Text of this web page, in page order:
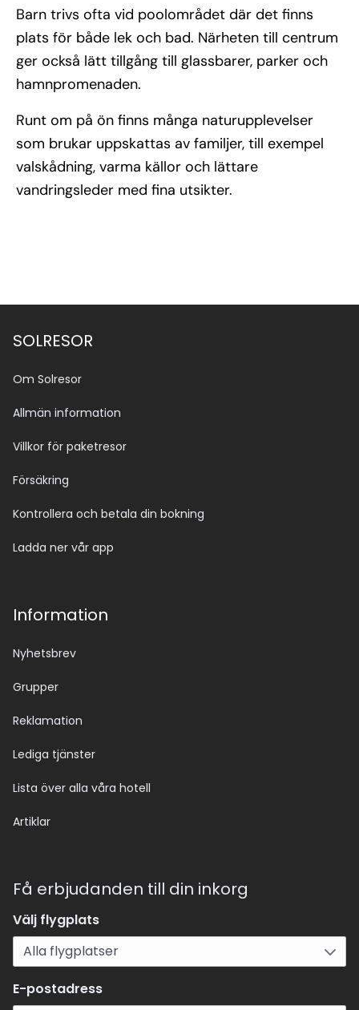
Barn trivs ofta vid poolområdet där det finns
plats för både lek och bad. Närheten till centrum
ger också lätt tillgång till glassbarer, parker och
hamnpromenaden.
Runt om på ön finns många naturupplevelser
som brukar uppskattas av familjer, till exempel
valskådning, varma källor och lättare
vandringsleder med fina utsikter.
SOLRESOR
Om Solresor
Allmän information
Villkor för paketresor
Försäkring
Kontrollera och betala din bokning
Ladda ner vår app
Information
Nyhetsbrev
Grupper
Reklamation
Lediga tjänster
Lista över alla våra hotell
Artiklar
Få erbjudanden till din inkorg
Välj flygplats
E-postadress